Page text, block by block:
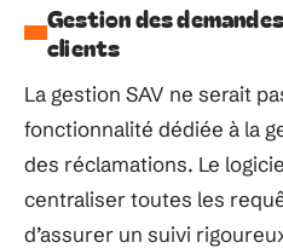
Gestion des
clients
La gestion SAV ne serait
fonctionnalité dédiée à la
des réclamations. Le
centraliser toutes les
d’assurer un suivi